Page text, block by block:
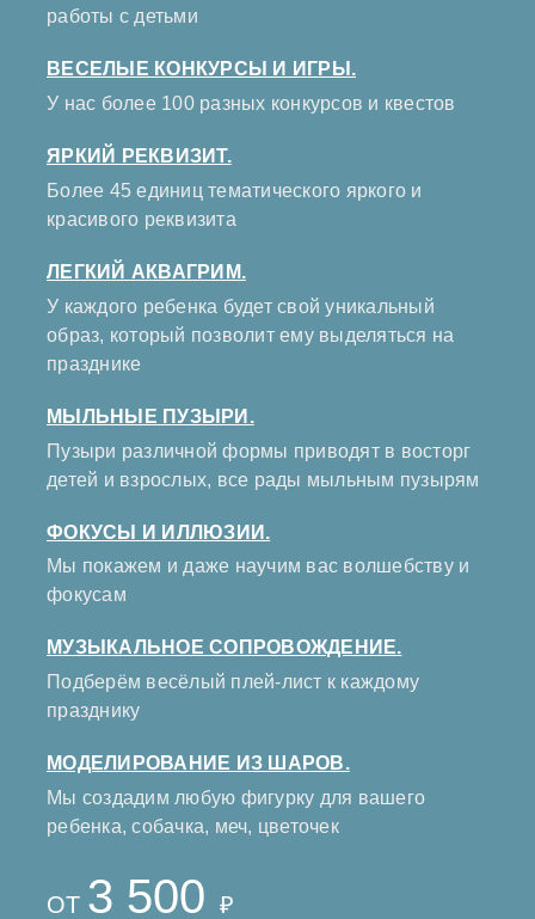
работы с детьми
ВЕСЕЛЫЕ КОНКУРСЫ И ИГРЫ.
У нас более 100 разных конкурсов и квестов
ЯРКИЙ РЕКВИЗИТ.
Более 45 единиц тематического яркого и
красивого реквизита
ЛЕГКИЙ АКВАГРИМ.
У каждого ребенка будет свой уникальный
образ, который позволит ему выделяться на
празднике
МЫЛЬНЫЕ ПУЗЫРИ.
Пузыри различной формы приводят в восторг
детей и взрослых, все рады мыльным пузырям
ФОКУСЫ И ИЛЛЮЗИИ.
Мы покажем и даже научим вас волшебству и
фокусам
МУЗЫКАЛЬНОЕ СОПРОВОЖДЕНИЕ.
Подберём весёлый плей-лист к каждому
празднику
МОДЕЛИРОВАНИЕ ИЗ ШАРОВ.
Мы создадим любую фигурку для вашего
ребенка, собачка, меч, цветочек
ОТ 3 500 ₽